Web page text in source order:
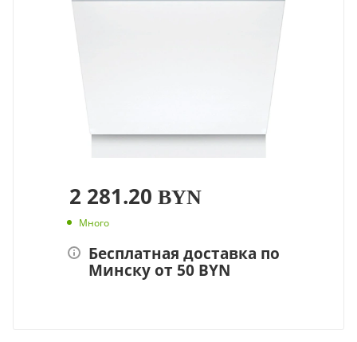
2 281.20 BYN
Много
Бесплатная доставка по
Минску от 50 BYN